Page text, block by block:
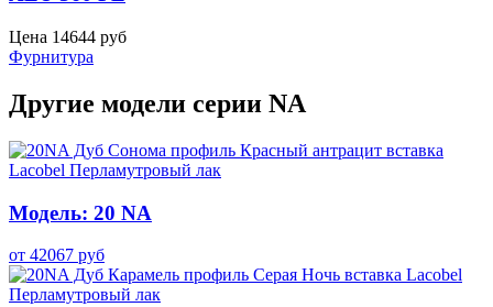
Цена 14644 руб
Фурнитура
Другие модели серии NA
Модель: 20 NA
от 42067 руб